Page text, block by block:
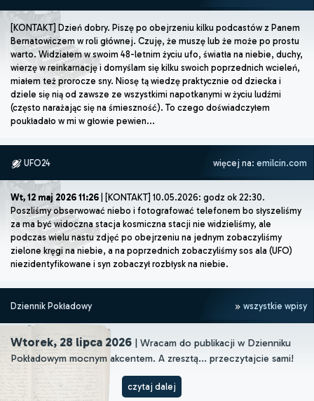
[KONTAKT] Dzień dobry. Piszę po obejrzeniu kilku podcastów z Panem
Bernatowiczem w roli głównej. Czuję, że muszę lub że może po prostu
warto. Widziałem w swoim 48-letnim życiu ufo, światła na niebie, duchy,
wierzę w reinkarnację i domyślam się kilku swoich poprzednich wcieleń,
miałem też prorocze sny. Niosę tą wiedzę praktycznie od dziecka i
dziele się nią od zawsze ze wszystkimi napotkanymi w życiu ludźmi
(często narażając się na śmieszność). To czego doświadczyłem
poukładało w mi w głowie pewien...
UFO24 więcej na: emilcin.com
Wt, 12 maj 2026 11:26 | [KONTAKT] 10.05.2026: godz ok 22:30.
Poszliśmy obserwować niebo i fotografować telefonem bo słyszeliśmy
za ma być widoczna stacja kosmiczna stacji nie widzieliśmy, ale
podczas wielu nastu zdjęć po obejrzeniu na jednym zobaczyliśmy
zielone kręgi na niebie, a na poprzednich zobaczyliśmy sos ala (UFO)
niezidentyfikowane i syn zobaczył rozbłysk na niebie.
Dziennik Pokładowy wszystkie wpisy
Wtorek, 28 lipca 2026 | Wracam do publikacji w Dzienniku
Pokładowym mocnym akcentem. A zresztą... przeczytajcie sami!
czytaj dalej